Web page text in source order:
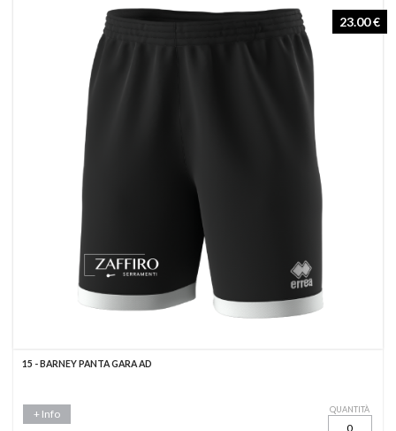
23.00 €
15 - BARNEY PANTA GARA AD
+ Info QUANTITÀ